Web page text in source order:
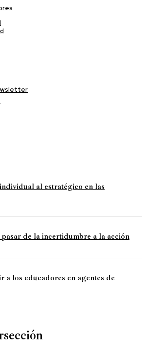
al estratégico en las
de la incertidumbre a la acción
a los educadores en agentes de